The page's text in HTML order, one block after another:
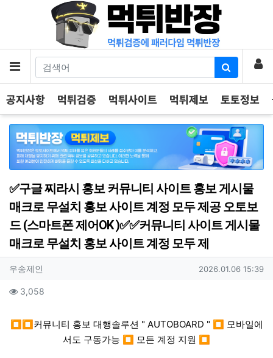
메뉴 로
공지사항 먹튀검증 먹튀사이트 먹튀제보 토토정보
✅구글 찌라시 홍보 커뮤니티 사이트 홍보 게시물
매크로 무설치 홍보 사이트 계정 모두 제공 오토보
드 (스마트폰 제어OK )✅✅커뮤니티 사이트 게시물
매크로 무설치 홍보 사이트 계정 모두 제
작성자 정보
우송제인 작성일
2026.01.06 15:39
컨텐츠 정보
3,058
⏹⏹커뮤니티 홍보 대행솔루션 " AUTOBOARD " ⏹ 모바일에
서도 구동가능 ⏹ 모든 계정 지원 ⏹